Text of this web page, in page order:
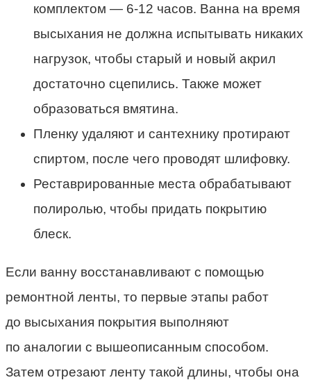
комплектом — 6-12 часов. Ванна на время
высыхания не должна испытывать никаких
нагрузок, чтобы старый и новый акрил
достаточно сцепились. Также может
образоваться вмятина.
Пленку удаляют и сантехнику протирают
спиртом, после чего проводят шлифовку.
Реставрированные места обрабатывают
полиролью, чтобы придать покрытию
блеск.
Если ванну восстанавливают с помощью
ремонтной ленты, то первые этапы работ
до высыхания покрытия выполняют
по аналогии с вышеописанным способом.
Затем отрезают ленту такой длины, чтобы она